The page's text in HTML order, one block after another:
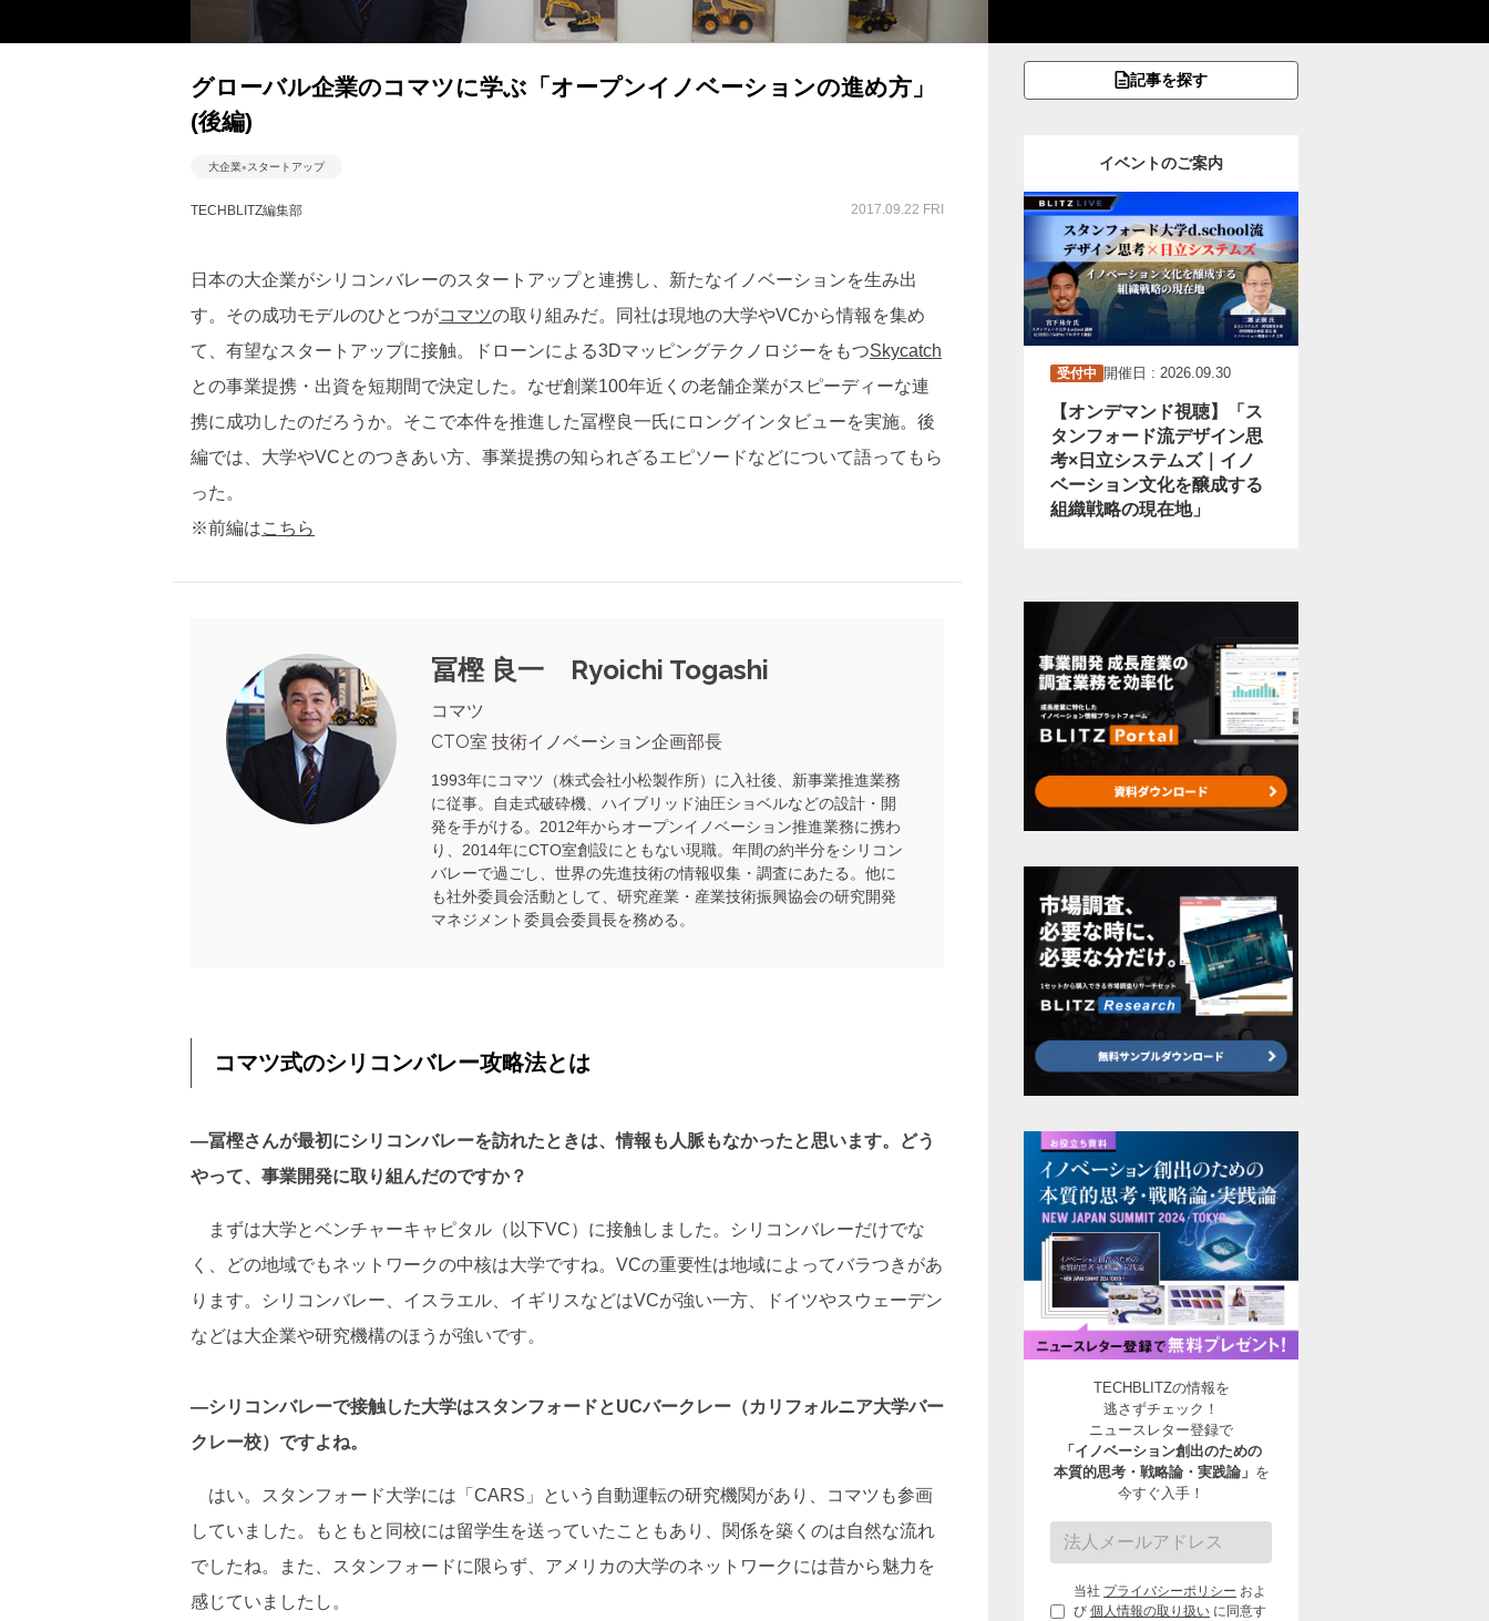
グローバル企業のコマツに学ぶ「オープンイノベーションの進め方」
(後編)
大企業×スタートアップ
TECHBLITZ編集部 2017.09.22 FRI
日本の大企業がシリコンバレーのスタートアップと連携し、新たなイノベーションを生み出
す。その成功モデルのひとつがコマツの取り組みだ。同社は現地の大学やVCから情報を集め
て、有望なスタートアップに接触。ドローンによる3DマッピングテクノロジーをもつSkycatch
との事業提携・出資を短期間で決定した。なぜ創業100年近くの老舗企業がスピーディーな連
携に成功したのだろうか。そこで本件を推進した冨樫良一氏にロングインタビューを実施。後
編では、大学やVCとのつきあい方、事業提携の知られざるエピソードなどについて語ってもら
った。
※前編はこちら
冨樫 良一 Ryoichi Togashi
コマツ
CTO室 技術イノベーション企画部長
1993年にコマツ（株式会社小松製作所）に入社後、新事業推進業務
に従事。自走式破砕機、ハイブリッド油圧ショベルなどの設計・開
発を手がける。2012年からオープンイノベーション推進業務に携わ
り、2014年にCTO室創設にともない現職。年間の約半分をシリコン
バレーで過ごし、世界の先進技術の情報収集・調査にあたる。他に
も社外委員会活動として、研究産業・産業技術振興協会の研究開発
マネジメント委員会委員長を務める。
コマツ式のシリコンバレー攻略法とは
―冨樫さんが最初にシリコンバレーを訪れたときは、情報も人脈もなかったと思います。どう
やって、事業開発に取り組んだのですか？
まずは大学とベンチャーキャピタル（以下VC）に接触しました。シリコンバレーだけでな
く、どの地域でもネットワークの中核は大学ですね。VCの重要性は地域によってバラつきがあ
ります。シリコンバレー、イスラエル、イギリスなどはVCが強い一方、ドイツやスウェーデン
などは大企業や研究機構のほうが強いです。
―シリコンバレーで接触した大学はスタンフォードとUCバークレー（カリフォルニア大学バー
クレー校）ですよね。
はい。スタンフォード大学には「CARS」という自動運転の研究機関があり、コマツも参画
していました。もともと同校には留学生を送っていたこともあり、関係を築くのは自然な流れ
でしたね。また、スタンフォードに限らず、アメリカの大学のネットワークには昔から魅力を
感じていましたし。
記事を探す
イベントのご案内
受付中 開催日 : 2026.09.30
【オンデマンド視聴】「ス
タンフォード流デザイン思
考×日立システムズ｜イノ
ベーション文化を醸成する
組織戦略の現在地」
TECHBLITZの情報を
逃さずチェック！
ニュースレター登録で
「イノベーション創出のための
本質的思考・戦略論・実践論」 を
今すぐ入手！
当社 プライバシーポリシー およ
び 個人情報の取り扱い に同意す